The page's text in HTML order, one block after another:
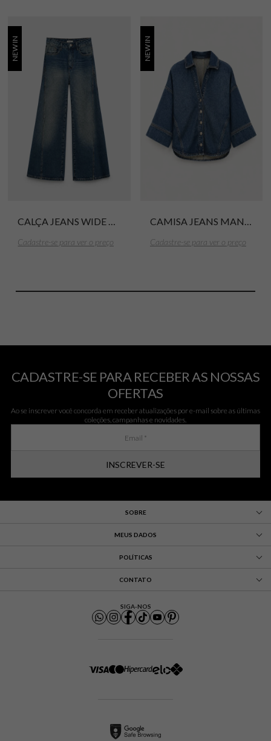
NEW IN
CALÇA JEANS WIDE RECORTE
Cadastre-se para ver o preço
NEW IN
CAMISA JEANS MANGA LONGA
Cadastre-se para ver o preço
CADASTRE-SE PARA RECEBER AS NOSSAS
OFERTAS
Ao se inscrever você concorda em receber atualizações por e-mail sobre as últimas
coleções, campanhas e novidades.
INSCREVER-SE
SOBRE
MEUS DADOS
POLÍTICAS
CONTATO
SIGA-NOS